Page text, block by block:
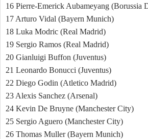
16 Pierre-Emerick Aubameyang (Borussia
17 Arturo Vidal (Bayern Munich)
18 Luka Modric (Real Madrid)
19 Sergio Ramos (Real Madrid)
20 Gianluigi Buffon (Juventus)
21 Leonardo Bonucci (Juventus)
22 Diego Godin (Atletico Madrid)
23 Alexis Sanchez (Arsenal)
24 Kevin De Bruyne (Manchester City)
25 Sergio Aguero (Manchester City)
26 Thomas Muller (Bayern Munich)